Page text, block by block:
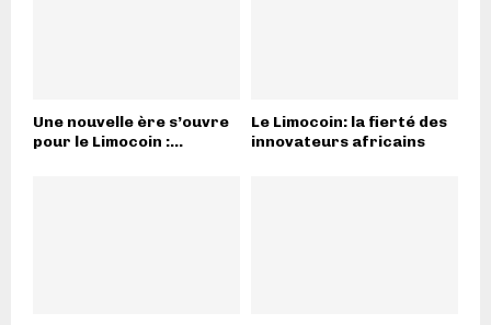
Une nouvelle ère s’ouvre
pour le Limocoin :...
Le Limocoin: la fierté des
innovateurs africains